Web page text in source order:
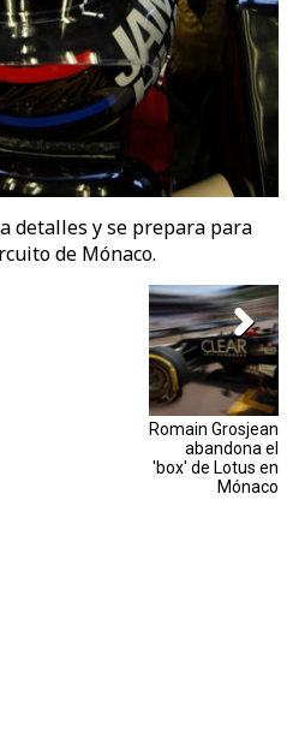
detalles y se prepara para
de Mónaco.
Romain Grosjean
abandona el
'box' de Lotus en
Mónaco